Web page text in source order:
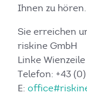
Ihnen zu hören.
Sie erreichen
riskine GmbH
Linke
Telefon: +43
E: